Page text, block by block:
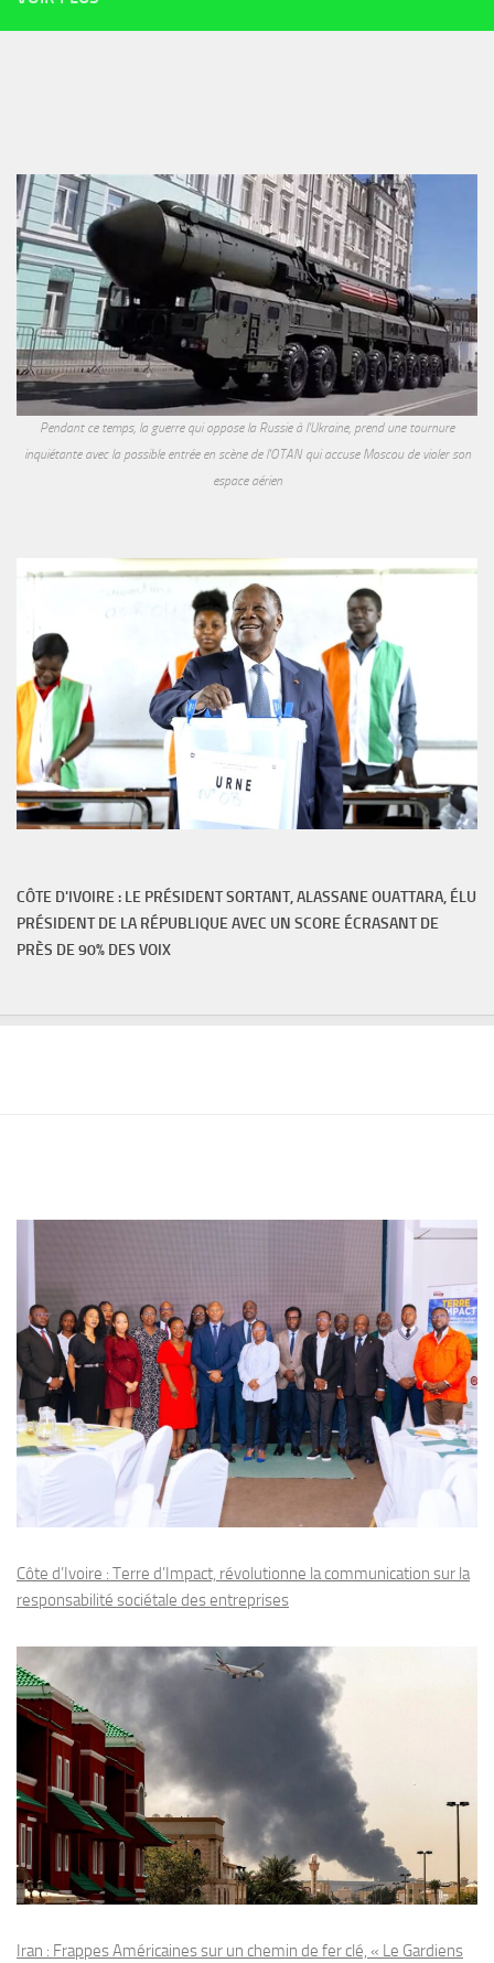
Pendant ce temps, la guerre qui oppose la Russie à l'Ukraine, prend une tournure
inquiétante avec la possible entrée en scène de l'OTAN qui accuse Moscou de violer son
espace aérien
CÔTE D'IVOIRE : LE PRÉSIDENT SORTANT, ALASSANE OUATTARA, ÉLU
PRÉSIDENT DE LA RÉPUBLIQUE AVEC UN SCORE ÉCRASANT DE
PRÈS DE 90% DES VOIX
Côte d’Ivoire : Terre d’Impact, révolutionne la communication sur la
responsabilité sociétale des entreprises
Iran : Frappes Américaines sur un chemin de fer clé, « Le Gardiens